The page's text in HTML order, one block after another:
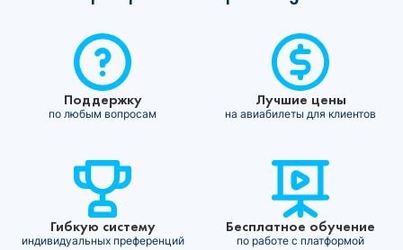
Поддержку
по любым вопросам
Лучшие цены
на авиабилеты для клиентов
Гибкую систему
индивидуальных преференций
Бесплатное обучение
по работе с платформой